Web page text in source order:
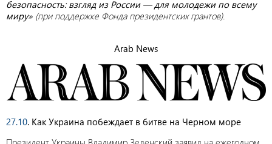
безопасность: взгляд из России — для молодежи по всему
миру» (при поддержке Фонда президентских грантов).
Arab News
27.10. Как Украина побеждает в битве на Черном море